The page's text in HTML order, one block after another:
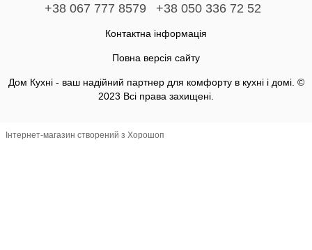
+38 067 777 8579 +38 050 336 72 52
Контактна інформація
Повна версія сайту
Дом Кухні - ваш надійний партнер для комфорту в кухні і домі. ©
2023 Всі права захищені.
Інтернет-магазин створений з Хорошоп